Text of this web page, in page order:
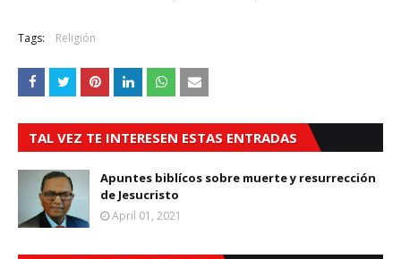
Tags: Religión
TAL VEZ TE INTERESEN ESTAS ENTRADAS
Apuntes biblícos sobre muerte y resurrección
de Jesucristo
April 01, 2021